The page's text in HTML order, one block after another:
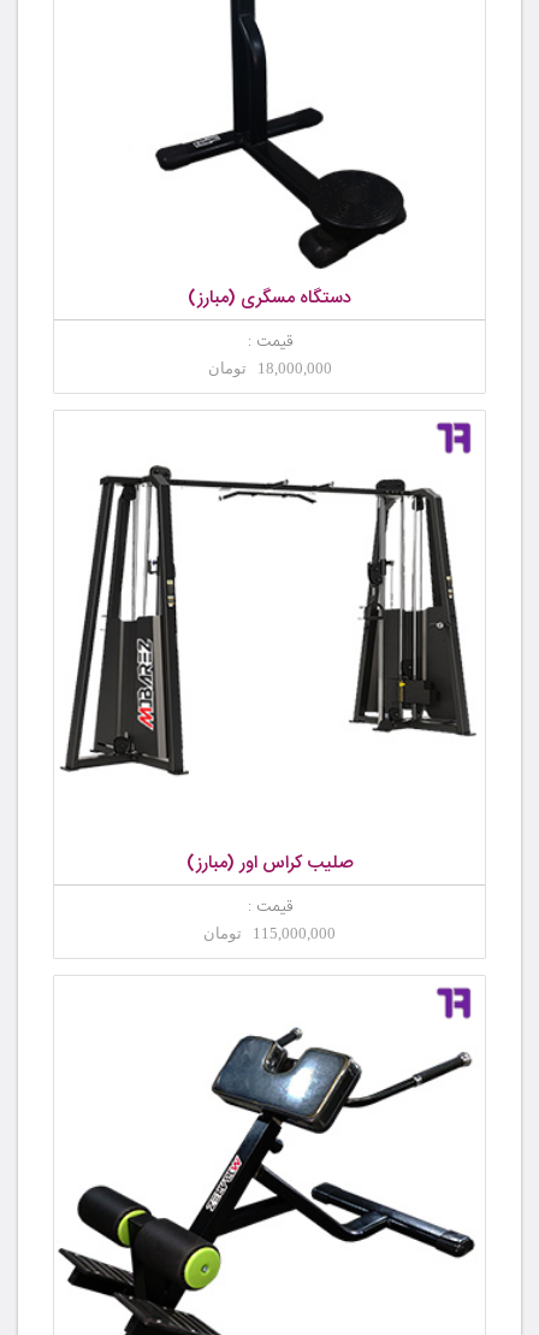
دستگاه مسگری (مبارز)
قیمت :
18,000,000 تومان
صلیب کراس اور (مبارز)
قیمت :
115,000,000 تومان